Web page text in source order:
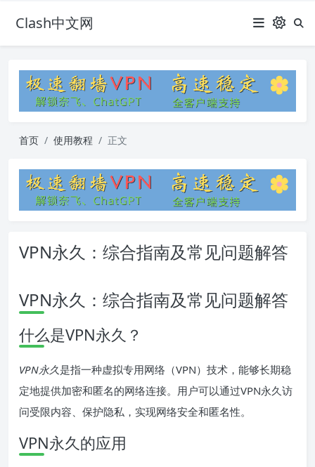
Clash中文网
首页 使用教程 正文
VPN永久：综合指南及常见问题解答
VPN永久：综合指南及常见问题解答
什么是VPN永久？
VPN永久是指一种虚拟专用网络（VPN）技术，能够长期稳
定地提供加密和匿名的网络连接。用户可以通过VPN永久访
问受限内容、保护隐私，实现网络安全和匿名性。
VPN永久的应用